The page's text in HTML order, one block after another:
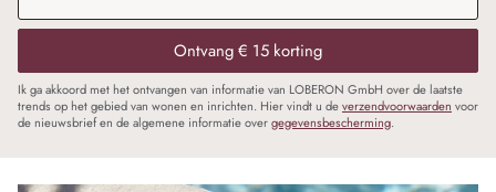
Ontvang € 15 korting
Ik ga akkoord met het ontvangen van informatie van LOBERON GmbH over de laatste
trends op het gebied van wonen en inrichten. Hier vindt u deverzendvoorwaarden voor
de nieuwsbrief en de algemene informatie overgegevensbescherming.